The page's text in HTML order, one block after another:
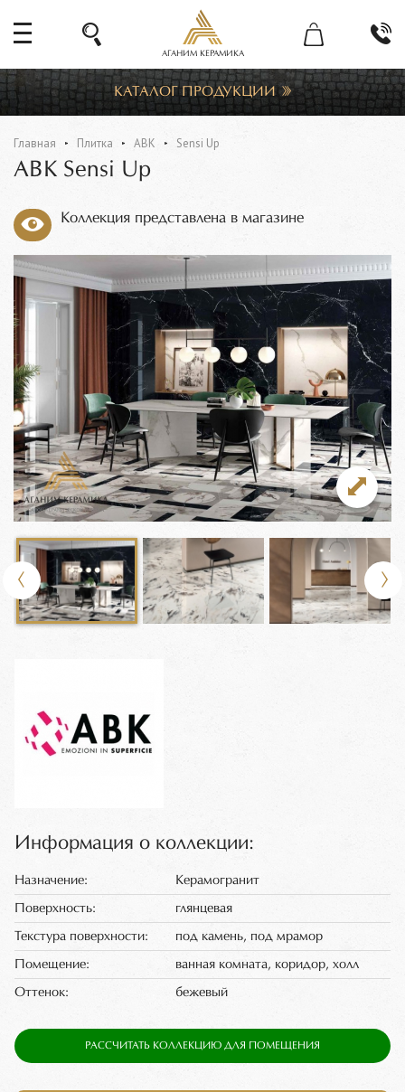
АГАНИМ КЕРАМИКА
КАТАЛОГ ПРОДУКЦИИ
Главная Плитка ABK Sensi Up
ABK Sensi Up
Коллекция представлена в магазине
Информация о коллекции:
Назначение: Керамогранит
Поверхность: глянцевая
Текстура поверхности: под камень, под мрамор
Помещение: ванная комната, коридор, холл
Оттенок: бежевый
РАССЧИТАТЬ КОЛЛЕКЦИЮ ДЛЯ ПОМЕЩЕНИЯ